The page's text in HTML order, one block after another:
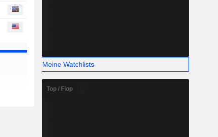
Meine Watchlists
Top / Flop